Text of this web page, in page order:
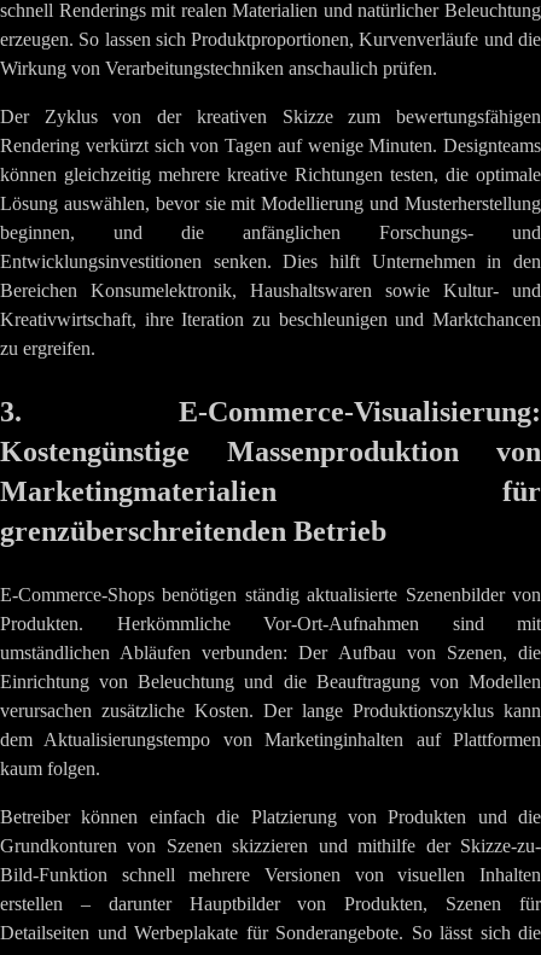
schnell Renderings mit realen Materialien und natürlicher Beleuchtung
erzeugen. So lassen sich Produktproportionen, Kurvenverläufe und die
Wirkung von Verarbeitungstechniken anschaulich prüfen.
Der Zyklus von der kreativen Skizze zum bewertungsfähigen
Rendering verkürzt sich von Tagen auf wenige Minuten. Designteams
können gleichzeitig mehrere kreative Richtungen testen, die optimale
Lösung auswählen, bevor sie mit Modellierung und Musterherstellung
beginnen, und die anfänglichen Forschungs- und
Entwicklungsinvestitionen senken. Dies hilft Unternehmen in den
Bereichen Konsumelektronik, Haushaltswaren sowie Kultur- und
Kreativwirtschaft, ihre Iteration zu beschleunigen und Marktchancen
zu ergreifen.
3. E-Commerce-Visualisierung:
Kostengünstige Massenproduktion von
Marketingmaterialien für
grenzüberschreitenden Betrieb
E-Commerce-Shops benötigen ständig aktualisierte Szenenbilder von
Produkten. Herkömmliche Vor-Ort-Aufnahmen sind mit
umständlichen Abläufen verbunden: Der Aufbau von Szenen, die
Einrichtung von Beleuchtung und die Beauftragung von Modellen
verursachen zusätzliche Kosten. Der lange Produktionszyklus kann
dem Aktualisierungstempo von Marketinginhalten auf Plattformen
kaum folgen.
Betreiber können einfach die Platzierung von Produkten und die
Grundkonturen von Szenen skizzieren und mithilfe der Skizze-zu-
Bild-Funktion schnell mehrere Versionen von visuellen Inhalten
erstellen – darunter Hauptbilder von Produkten, Szenen für
Detailseiten und Werbeplakate für Sonderangebote. So lässt sich die